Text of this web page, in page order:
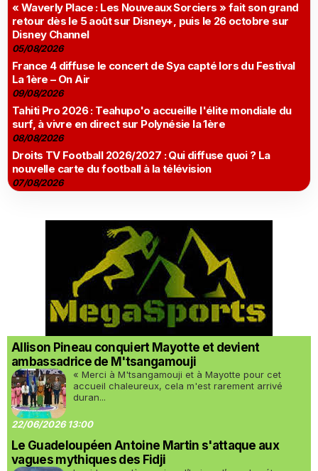
« Waverly Place : Les Nouveaux Sorciers » fait son grand
retour dès le 5 août sur Disney+, puis le 26 octobre sur
Disney Channel
05/08/2026
France 4 diffuse le concert de Sya capté lors du Festival
La 1ère – On Air
09/08/2026
Tahiti Pro 2026 : Teahupo'o accueille l'élite mondiale du
surf, à vivre en direct sur Polynésie la 1ère
08/08/2026
Droits TV Football 2026/2027 : Qui diffuse quoi ? La
nouvelle carte du football à la télévision
07/08/2026
Allison Pineau conquiert Mayotte et devient
ambassadrice de M'tsangamouji
« Merci à M'tsangamouji et à Mayotte pour cet
accueil chaleureux, cela m'est rarement arrivé
duran...
22/06/2026 13:00
Le Guadeloupéen Antoine Martin s'attaque aux
vagues mythiques des Fidji